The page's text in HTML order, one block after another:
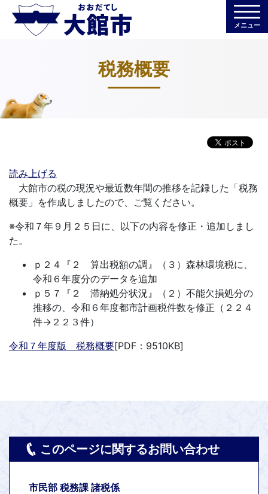
メニュー
税務概要
読み上げる
大館市の税の現況や最近数年間の推移を記録した「税務
概要」を作成しましたので、ご覧ください。
※令和７年９月２５日に、以下の内容を修正・追加しまし
た。
ｐ２４『２ 算出税額の調』（３）森林環境税に、
令和６年度分のデータを追加
ｐ５７『２ 滞納処分状況』（２）不能欠損処分の
推移の、令和６年度都市計画税件数を修正（２２４
件→２２３件）
令和７年度版 税務概要[PDF：9510KB]
このページに関するお問い合わせ
市民部 税務課 諸税係